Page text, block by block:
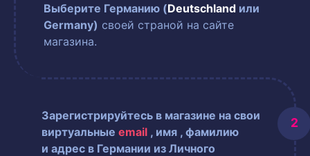
Выберите Германию (Deutschland или
Germany) своей страной на сайте
магазина.
Зарегистрируйтесь в магазине на свои
виртуальные email , имя , фамилию
и адрес в Германии из Личного